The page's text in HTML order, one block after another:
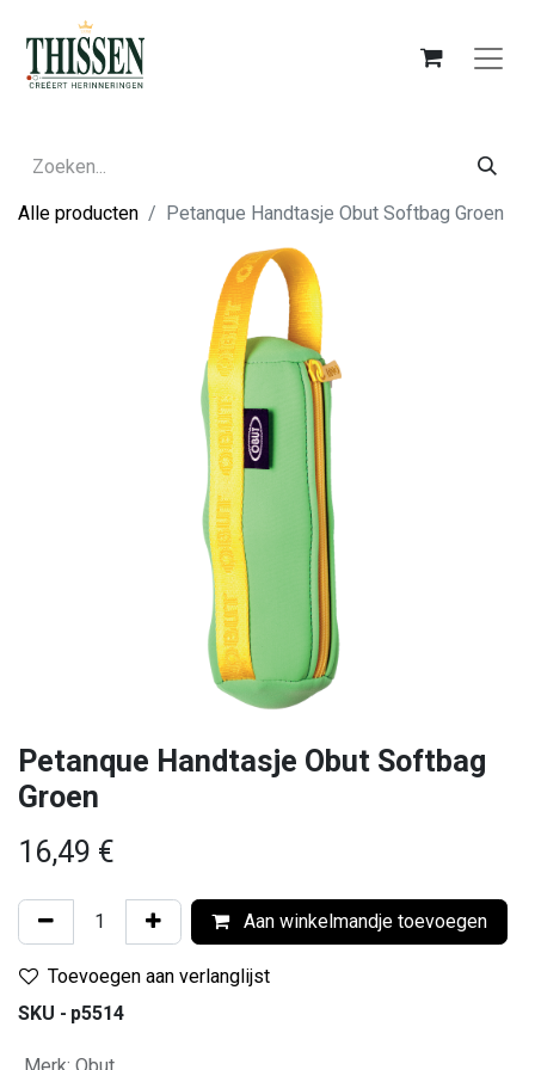
Alle producten Petanque Handtasje Obut Softbag Groen
Petanque Handtasje Obut Softbag
Groen
16,49 €
Aan winkelmandje toevoegen
Toevoegen aan verlanglijst
SKU - p5514